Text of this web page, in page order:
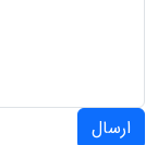
ارسال